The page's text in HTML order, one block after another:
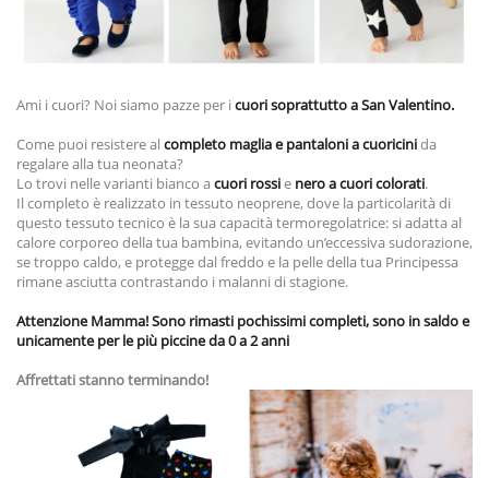
Ami i cuori? Noi siamo pazze per i cuori soprattutto a San Valentino.
Come puoi resistere al completo maglia e pantaloni a cuoricinida
regalare alla tua neonata?
Lo trovi nelle varianti bianco a cuori rossie nero a cuori colorati.
Il completo è realizzato in tessuto neoprene, dove la particolarità di
questo tessuto tecnico è la sua capacità termoregolatrice: si adatta al
calore corporeo della tua bambina, evitando un’eccessiva sudorazione,
se troppo caldo, e protegge dal freddo e la pelle della tua Principessa
rimane asciutta contrastando i malanni di stagione.
Attenzione Mamma! Sono rimasti pochissimi completi, sono in saldo e
unicamente per le più piccine da 0 a 2 anni
Affrettati stanno terminando!